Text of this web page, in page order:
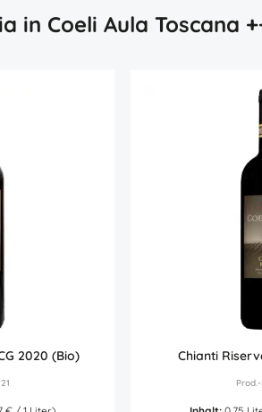
in Coeli Aula Toscana
2020 (Bio) Chianti
Prod.-